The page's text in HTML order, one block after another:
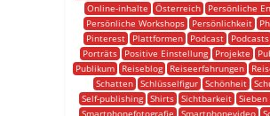
Online-inhalte
Österreich
Persönliche
Persönliche Workshops
Persönlichkeit
Pinterest
Plattformen Podcast Podcasts
Porträts
Positive Einstellung Projekte
Publikum
Reiseblog Reiseerfahrungen
Schatten Schlüsselfigur Schönheit
Self-publishing
Shirts Sichtbarkeit
Smartphonefotografie
Smartphonevideo